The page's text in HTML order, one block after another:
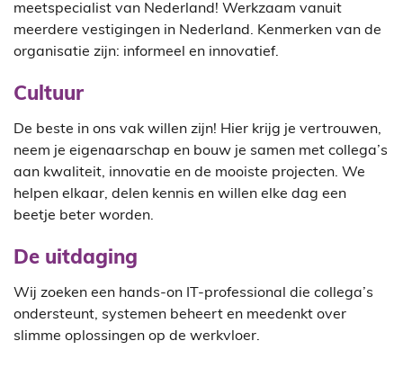
meetspecialist van Nederland! Werkzaam vanuit
meerdere vestigingen in Nederland. Kenmerken van de
organisatie zijn: informeel en innovatief.
Cultuur
De beste in ons vak willen zijn! Hier krijg je vertrouwen,
neem je eigenaarschap en bouw je samen met collega’s
aan kwaliteit, innovatie en de mooiste projecten. We
helpen elkaar, delen kennis en willen elke dag een
beetje beter worden.
De uitdaging
Wij zoeken een hands-on IT-professional die collega’s
ondersteunt, systemen beheert en meedenkt over
slimme oplossingen op de werkvloer.